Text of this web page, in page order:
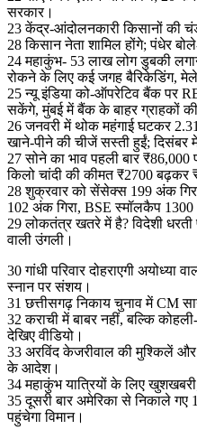
सरकार।
23 केंद्र-आंदोलनकारी किसानों की
28 किसान नेता शामिल होंगे; पंधेर
24 महाकुंभ- 53 लाख लोग डुबकी
रोकने के लिए कई जगह बैरिकेडिंग, मेले
25 न्यू इंडिया को-ऑपरेटिव बैंक पर
सकेंगे, मुंबई में बैंक के बाहर ग्राहकों
26 जनवरी में थोक महंगाई घटकर
खाने-पीने की चीजें सस्ती हुईं; दिसंबर
27 सोने का भाव पहली बार
किलो चांदी की कीमत ₹2700 बढ़कर
28 शुक्रवार को सेंसेक्स 199 अंक
102 अंक गिरा, BSE स्मॉलकैप
29 लोकतंत्र खतरे में है? विदेशी
वाली उंगली।
30 गांधी परिवार दोहराएगी
स्नान पर संशय।
31 छत्तीसगढ़ निकाय चुनाव में CM
32 कराची में बाबर नहीं, बल्कि
देखिए वीडियो।
33 अरविंद केजरीवाल की मुश्किलें
के आदेश।
34 महाकुंभ यात्रियों के लिए
35 दूसरी बार अमेरिका से निकाले गए
पहुंचेगा विमान।